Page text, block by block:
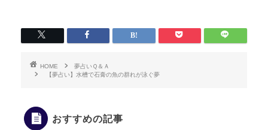
HOME
夢占いＱ＆Ａ
【夢占い】水槽で石膏の魚の群れが泳ぐ夢
おすすめの記事